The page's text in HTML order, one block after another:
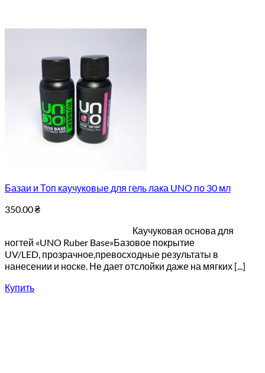
Базаи и Топ каучуковые для гель лака UNO по 30 мл
350.00₴
Каучуковая основа для
ногтей «UNO Ruber Base»Базовое покрытие
UV/LED, прозрачное,превосходные результаты в
нанесении и носке. Не дает отслойки даже на мягких [...]
Купить